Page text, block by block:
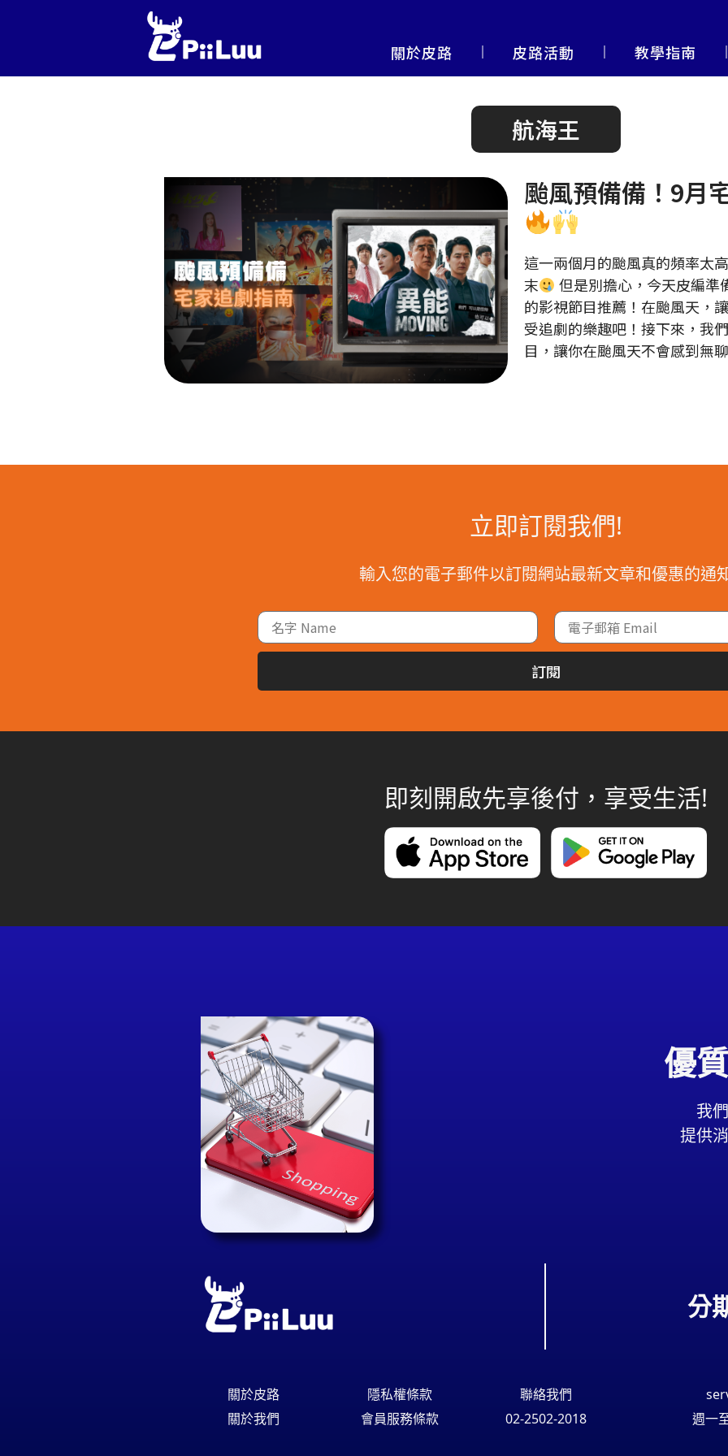
關於皮路 皮路活動 教學指南
航海王
颱風預備備！9月
這一兩個月的颱風真的頻率太
末
但是別擔心，今天皮編準
的影視節目推薦！在颱風天，
受追劇的樂趣吧！接下來，我
目，讓你在颱風天不會感到無
立即訂閱我們!
輸入您的電子郵件以訂閱網站最新文章和優惠的通
訂閱
即刻開啟先享後付，享受生活!
優
我
提供
分
關於皮路
關於我們
隱私權條款
會員服務條款
聯絡我們
02-2502-2018
週一